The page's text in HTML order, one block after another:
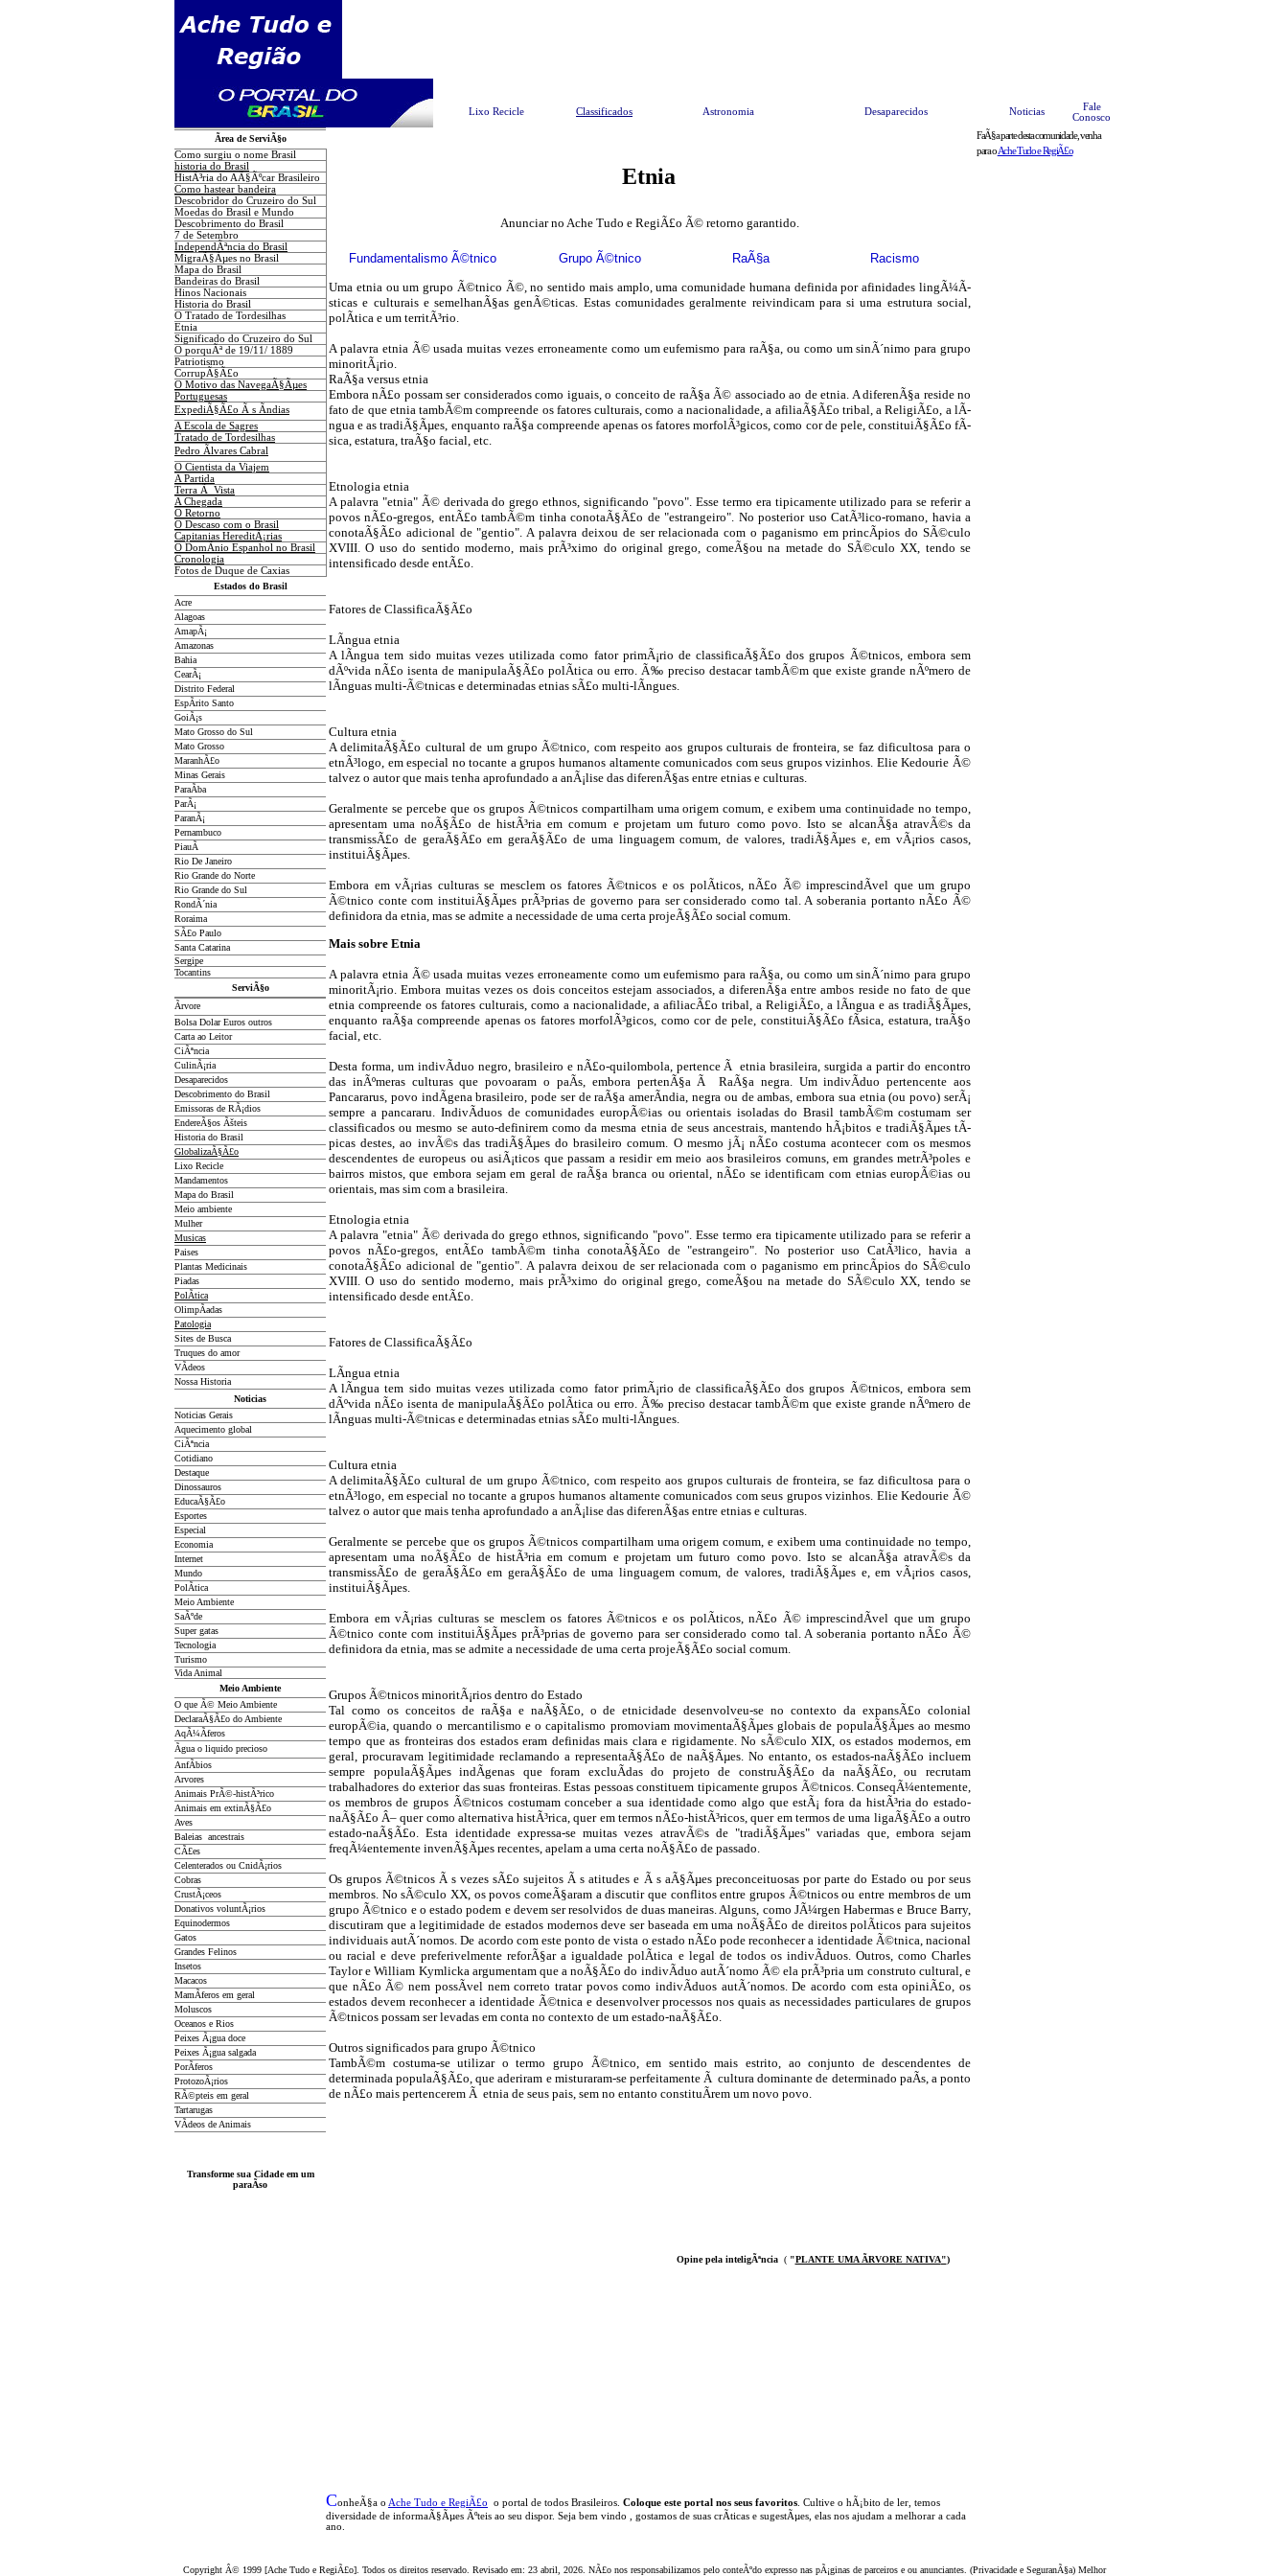
Lixo Recicle Classificados Astronomia Desaparecidos Noticias
Fale
Conosco
Ãrea de ServiÃ§o
Como surgiu o nome Brasil
historia do Brasil
HistÃ³ria do AÃ§Ãºcar Brasileiro
Como hastear bandeira
Descobridor do Cruzeiro do Sul
Moedas do Brasil e Mundo
Descobrimento do Brasil
7 de Setembro
IndependÃªncia do Brasil
MigraÃ§Ãµes no Brasil
Mapa do Brasil
Bandeiras do Brasil
Hinos Nacionais
Historia do Brasil
O Tratado de Tordesilhas
Etnia
Significado do Cruzeiro do Sul
O porquÃª de 19/11/ 1889
Patriotismo
CorrupÃ§Ã£o
O Motivo das NavegaÃ§Ãµes
Portuguesas
ExpediÃ§Ã£o Ã s Ãndias
A Escola de Sagres
Tratado de Tordesilhas
Pedro Ãlvares Cabral
O Cientista da Viajem
A Partida
Terra Ã Vista
A Chegada
O Retorno
O Descaso com o Brasil
Capitanias HereditÃ¡rias
O DomÃ­nio Espanhol no Brasil
Cronologia
Fotos de Duque de Caxias
Estados do Brasil
Acre
Alagoas
AmapÃ¡
Amazonas
Bahia
CearÃ¡
Distrito Federal
EspÃ­rito Santo
GoiÃ¡s
Mato Grosso do Sul
Mato Grosso
MaranhÃ£o
Minas Gerais
ParaÃ­ba
ParÃ¡
ParanÃ¡
Pernambuco
PiauÃ­
Rio De Janeiro
Rio Grande do Norte
Rio Grande do Sul
RondÃ´nia
Roraima
SÃ£o Paulo
Santa Catarina
Sergipe
Tocantins
ServiÃ§o
Ãrvore
Bolsa Dolar Euros outros
Carta ao Leitor
CiÃªncia
CulinÃ¡ria
Desaparecidos
Descobrimento do Brasil
Emissoras de RÃ¡dios
EndereÃ§os Ãšteis
Historia do Brasil
GlobalizaÃ§Ã£o
Lixo Recicle
Mandamentos
Mapa do Brasil
Meio ambiente
Mulher
Musicas
Paises
Plantas Medicinais
Piadas
PolÃ­tica
OlimpÃ­adas
Patologia
Sites de Busca
Truques do amor
VÃ­deos
Nossa Historia
Noticias
Noticias Gerais
Aquecimento global
CiÃªncia
Cotidiano
Destaque
Dinossauros
EducaÃ§Ã£o
Esportes
Especial
Economia
Internet
Mundo
PolÃ­tica
Meio Ambiente
SaÃºde
Super gatas
Tecnologia
Turismo
Vida Animal
Meio Ambiente
O que Ã© Meio Ambiente
DeclaraÃ§Ã£o do Ambiente
AqÃ¼Ã­feros
Ãgua o liquido precioso
AnfÃ­bios
Arvores
Animais PrÃ©-histÃ³rico
Animais em extinÃ§Ã£o
Aves
Baleias ancestrais
CÃ£es
Celenterados ou CnidÃ¡rios
Cobras
CrustÃ¡ceos
Donativos voluntÃ¡rios
Equinodermos
Gatos
Grandes Felinos
Insetos
Macacos
MamÃ­feros em geral
Moluscos
Oceanos e Rios
Peixes Ã¡gua doce
Peixes Ã¡gua salgada
PorÃ­feros
ProtozoÃ¡rios
RÃ©pteis em geral
Tartarugas
VÃ­deos de Animais
Transforme sua Cidade em um
paraÃ­so
Etnia
Anunciar no Ache Tudo e RegiÃ£o Ã© retorno garantido.
Fundamentalismo Ã©tnico Grupo Ã©tnico RaÃ§a
Racismo
Uma etnia ou um grupo Ã©tnico Ã©, no sentido mais amplo, uma comunidade humana definida por afinidades lingÃ¼Ã­
sticas e culturais e semelhanÃ§as genÃ©ticas. Estas comunidades geralmente reivindicam para si uma estrutura social,
polÃ­tica e um territÃ³rio.
A palavra etnia Ã© usada muitas vezes erroneamente como um eufemismo para raÃ§a, ou como um sinÃ´nimo para grupo
minoritÃ¡rio.
RaÃ§a versus etnia
Embora nÃ£o possam ser considerados como iguais, o conceito de raÃ§a Ã© associado ao de etnia. A diferenÃ§a reside no
fato de que etnia tambÃ©m compreende os fatores culturais, como a nacionalidade, a afiliaÃ§Ã£o tribal, a ReligiÃ£o, a lÃ­
ngua e as tradiÃ§Ãµes, enquanto raÃ§a compreende apenas os fatores morfolÃ³gicos, como cor de pele, constituiÃ§Ã£o fÃ­
sica, estatura, traÃ§o facial, etc.
Etnologia etnia
A palavra "etnia" Ã© derivada do grego ethnos, significando "povo". Esse termo era tipicamente utilizado para se referir a
povos nÃ£o-gregos, entÃ£o tambÃ©m tinha conotaÃ§Ã£o de "estrangeiro". No posterior uso CatÃ³lico-romano, havia a
conotaÃ§Ã£o adicional de "gentio". A palavra deixou de ser relacionada com o paganismo em princÃ­pios do SÃ©culo
XVIII. O uso do sentido moderno, mais prÃ³ximo do original grego, comeÃ§ou na metade do SÃ©culo XX, tendo se
intensificado desde entÃ£o.
Fatores de ClassificaÃ§Ã£o
LÃ­ngua etnia
A lÃ­ngua tem sido muitas vezes utilizada como fator primÃ¡rio de classificaÃ§Ã£o dos grupos Ã©tnicos, embora sem
dÃºvida nÃ£o isenta de manipulaÃ§Ã£o polÃ­tica ou erro. Ã‰ preciso destacar tambÃ©m que existe grande nÃºmero de
lÃ­nguas multi-Ã©tnicas e determinadas etnias sÃ£o multi-lÃ­ngues.
Cultura etnia
A delimitaÃ§Ã£o cultural de um grupo Ã©tnico, com respeito aos grupos culturais de fronteira, se faz dificultosa para o
etnÃ³logo, em especial no tocante a grupos humanos altamente comunicados com seus grupos vizinhos. Elie Kedourie Ã©
talvez o autor que mais tenha aprofundado a anÃ¡lise das diferenÃ§as entre etnias e culturas.
Geralmente se percebe que os grupos Ã©tnicos compartilham uma origem comum, e exibem uma continuidade no tempo,
apresentam uma noÃ§Ã£o de histÃ³ria em comum e projetam um futuro como povo. Isto se alcanÃ§a atravÃ©s da
transmissÃ£o de geraÃ§Ã£o em geraÃ§Ã£o de uma linguagem comum, de valores, tradiÃ§Ãµes e, em vÃ¡rios casos,
instituiÃ§Ãµes.
Embora em vÃ¡rias culturas se mesclem os fatores Ã©tnicos e os polÃ­ticos, nÃ£o Ã© imprescindÃ­vel que um grupo
Ã©tnico conte com instituiÃ§Ãµes prÃ³prias de governo para ser considerado como tal. A soberania portanto nÃ£o Ã©
definidora da etnia, mas se admite a necessidade de uma certa projeÃ§Ã£o social comum.
Mais sobre Etnia
A palavra etnia Ã© usada muitas vezes erroneamente como um eufemismo para raÃ§a, ou como um sinÃ´nimo para grupo
minoritÃ¡rio. Embora muitas vezes os dois conceitos estejam associados, a diferenÃ§a entre ambos reside no fato de que
etnia compreende os fatores culturais, como a nacionalidade, a afiliacÃ£o tribal, a ReligiÃ£o, a lÃ­ngua e as tradiÃ§Ãµes,
enquanto raÃ§a compreende apenas os fatores morfolÃ³gicos, como cor de pele, constituiÃ§Ã£o fÃ­sica, estatura, traÃ§o
facial, etc.
Desta forma, um indivÃ­duo negro, brasileiro e nÃ£o-quilombola, pertence Ã etnia brasileira, surgida a partir do encontro
das inÃºmeras culturas que povoaram o paÃ­s, embora pertenÃ§a Ã RaÃ§a negra. Um indivÃ­duo pertencente aos
Pancararus, povo indÃ­gena brasileiro, pode ser de raÃ§a amerÃ­ndia, negra ou de ambas, embora sua etnia (ou povo) serÃ¡
sempre a pancararu. IndivÃ­duos de comunidades europÃ©ias ou orientais isoladas do Brasil tambÃ©m costumam ser
classificados ou mesmo se auto-definirem como da mesma etnia de seus ancestrais, mantendo hÃ¡bitos e tradiÃ§Ãµes tÃ­
picas destes, ao invÃ©s das tradiÃ§Ãµes do brasileiro comum. O mesmo jÃ¡ nÃ£o costuma acontecer com os mesmos
descendentes de europeus ou asiÃ¡ticos que passam a residir em meio aos brasileiros comuns, em grandes metrÃ³poles e
bairros mistos, que embora sejam em geral de raÃ§a branca ou oriental, nÃ£o se identificam com etnias europÃ©ias ou
orientais, mas sim com a brasileira.
Etnologia etnia
A palavra "etnia" Ã© derivada do grego ethnos, significando "povo". Esse termo era tipicamente utilizado para se referir a
povos nÃ£o-gregos, entÃ£o tambÃ©m tinha conotaÃ§Ã£o de "estrangeiro". No posterior uso CatÃ³lico, havia a
conotaÃ§Ã£o adicional de "gentio". A palavra deixou de ser relacionada com o paganismo em princÃ­pios do SÃ©culo
XVIII. O uso do sentido moderno, mais prÃ³ximo do original grego, comeÃ§ou na metade do SÃ©culo XX, tendo se
intensificado desde entÃ£o.
Fatores de ClassificaÃ§Ã£o
LÃ­ngua etnia
A lÃ­ngua tem sido muitas vezes utilizada como fator primÃ¡rio de classificaÃ§Ã£o dos grupos Ã©tnicos, embora sem
dÃºvida nÃ£o isenta de manipulaÃ§Ã£o polÃ­tica ou erro. Ã‰ preciso destacar tambÃ©m que existe grande nÃºmero de
lÃ­nguas multi-Ã©tnicas e determinadas etnias sÃ£o multi-lÃ­ngues.
Cultura etnia
A delimitaÃ§Ã£o cultural de um grupo Ã©tnico, com respeito aos grupos culturais de fronteira, se faz dificultosa para o
etnÃ³logo, em especial no tocante a grupos humanos altamente comunicados com seus grupos vizinhos. Elie Kedourie Ã©
talvez o autor que mais tenha aprofundado a anÃ¡lise das diferenÃ§as entre etnias e culturas.
Geralmente se percebe que os grupos Ã©tnicos compartilham uma origem comum, e exibem uma continuidade no tempo,
apresentam uma noÃ§Ã£o de histÃ³ria em comum e projetam um futuro como povo. Isto se alcanÃ§a atravÃ©s da
transmissÃ£o de geraÃ§Ã£o em geraÃ§Ã£o de uma linguagem comum, de valores, tradiÃ§Ãµes e, em vÃ¡rios casos,
instituiÃ§Ãµes.
Embora em vÃ¡rias culturas se mesclem os fatores Ã©tnicos e os polÃ­ticos, nÃ£o Ã© imprescindÃ­vel que um grupo
Ã©tnico conte com instituiÃ§Ãµes prÃ³prias de governo para ser considerado como tal. A soberania portanto nÃ£o Ã©
definidora da etnia, mas se admite a necessidade de uma certa projeÃ§Ã£o social comum.
Grupos Ã©tnicos minoritÃ¡rios dentro do Estado
Tal como os conceitos de raÃ§a e naÃ§Ã£o, o de etnicidade desenvolveu-se no contexto da expansÃ£o colonial
europÃ©ia, quando o mercantilismo e o capitalismo promoviam movimentaÃ§Ãµes globais de populaÃ§Ãµes ao mesmo
tempo que as fronteiras dos estados eram definidas mais clara e rigidamente. No sÃ©culo XIX, os estados modernos, em
geral, procuravam legitimidade reclamando a representaÃ§Ã£o de naÃ§Ãµes. No entanto, os estados-naÃ§Ã£o incluem
sempre populaÃ§Ãµes indÃ­genas que foram excluÃ­das do projeto de construÃ§Ã£o da naÃ§Ã£o, ou recrutam
trabalhadores do exterior das suas fronteiras. Estas pessoas constituem tipicamente grupos Ã©tnicos. ConseqÃ¼entemente,
os membros de grupos Ã©tnicos costumam conceber a sua identidade como algo que estÃ¡ fora da histÃ³ria do estado-
naÃ§Ã£o Â– quer como alternativa histÃ³rica, quer em termos nÃ£o-histÃ³ricos, quer em termos de uma ligaÃ§Ã£o a outro
estado-naÃ§Ã£o. Esta identidade expressa-se muitas vezes atravÃ©s de "tradiÃ§Ãµes" variadas que, embora sejam
freqÃ¼entemente invenÃ§Ãµes recentes, apelam a uma certa noÃ§Ã£o de passado.
Os grupos Ã©tnicos Ã s vezes sÃ£o sujeitos Ã s atitudes e Ã s aÃ§Ãµes preconceituosas por parte do Estado ou por seus
membros. No sÃ©culo XX, os povos comeÃ§aram a discutir que conflitos entre grupos Ã©tnicos ou entre membros de um
grupo Ã©tnico e o estado podem e devem ser resolvidos de duas maneiras. Alguns, como JÃ¼rgen Habermas e Bruce Barry,
discutiram que a legitimidade de estados modernos deve ser baseada em uma noÃ§Ã£o de direitos polÃ­ticos para sujeitos
individuais autÃ´nomos. De acordo com este ponto de vista o estado nÃ£o pode reconhecer a identidade Ã©tnica, nacional
ou racial e deve preferivelmente reforÃ§ar a igualdade polÃ­tica e legal de todos os indivÃ­duos. Outros, como Charles
Taylor e William Kymlicka argumentam que a noÃ§Ã£o do indivÃ­duo autÃ´nomo Ã© ela prÃ³pria um construto cultural, e
que nÃ£o Ã© nem possÃ­vel nem correto tratar povos como indivÃ­duos autÃ´nomos. De acordo com esta opiniÃ£o, os
estados devem reconhecer a identidade Ã©tnica e desenvolver processos nos quais as necessidades particulares de grupos
Ã©tnicos possam ser levadas em conta no contexto de um estado-naÃ§Ã£o.
Outros significados para grupo Ã©tnico
TambÃ©m costuma-se utilizar o termo grupo Ã©tnico, em sentido mais estrito, ao conjunto de descendentes de
determinada populaÃ§Ã£o, que aderiram e misturaram-se perfeitamente Ã cultura dominante de determinado paÃ­s, a ponto
de nÃ£o mais pertencerem Ã etnia de seus pais, sem no entanto constituÃ­rem um novo povo.
Opine pela inteligÃªncia( "PLANTE UMA ÃRVORE NATIVA")
ConheÃ§a o Ache Tudo e RegiÃ£o o portal de todos Brasileiros. Coloque este portal nos seus favoritos . Cultive o hÃ¡bito de ler, temos
diversidade de informaÃ§Ãµes Ãºteis ao seu dispor. Seja bem vindo , gostamos de suas crÃ­ticas e sugestÃµes, elas nos ajudam a melhorar a cada
ano.
FaÃ§a parte desta comunidade, venha
para oAche Tudo e RegiÃ£o
Copyright Â© 1999 [Ache Tudo e RegiÃ£o]. Todos os direitos reservado. Revisado em: 23 abril, 2026. NÃ£o nos responsabilizamos pelo conteÃºdo expresso nas pÃ¡ginas de parceiros e ou anunciantes. (Privacidade e SeguranÃ§a) Melhor